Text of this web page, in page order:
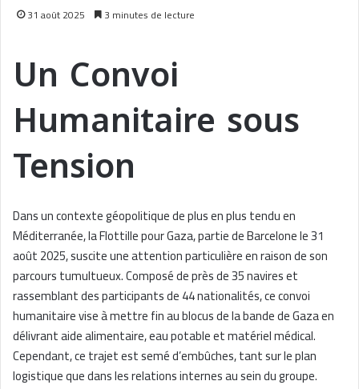
31 août 2025 3 minutes de lecture
Un Convoi
Humanitaire sous
Tension
Dans un contexte géopolitique de plus en plus tendu en
Méditerranée, la Flottille pour Gaza, partie de Barcelone le 31
août 2025, suscite une attention particulière en raison de son
parcours tumultueux. Composé de près de 35 navires et
rassemblant des participants de 44 nationalités, ce convoi
humanitaire vise à mettre fin au blocus de la bande de Gaza en
délivrant aide alimentaire, eau potable et matériel médical.
Cependant, ce trajet est semé d’embûches, tant sur le plan
logistique que dans les relations internes au sein du groupe.